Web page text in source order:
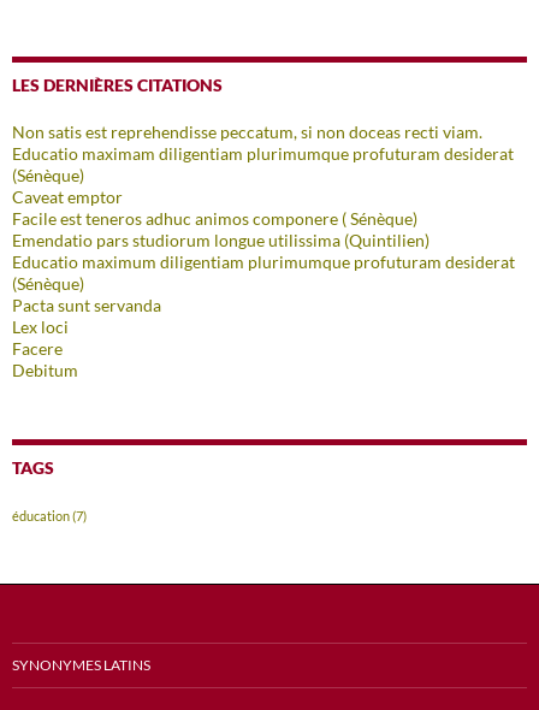
LES DERNIÈRES CITATIONS
Non satis est reprehendisse peccatum, si non doceas recti viam.
Educatio maximam diligentiam plurimumque profuturam desiderat
(Sénèque)
Caveat emptor
Facile est teneros adhuc animos componere ( Sénèque)
Emendatio pars studiorum longue utilissima (Quintilien)
Educatio maximum diligentiam plurimumque profuturam desiderat
(Sénèque)
Pacta sunt servanda
Lex loci
Facere
Debitum
TAGS
éducation(7)
SYNONYMES LATINS